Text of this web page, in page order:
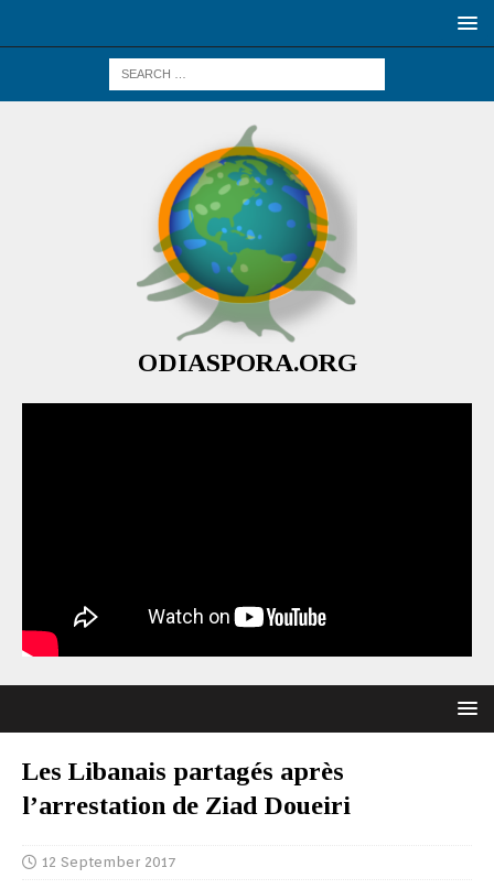
ODIASPORA.ORG
Les Libanais partagés après
l’arrestation de Ziad Doueiri
12 September 2017